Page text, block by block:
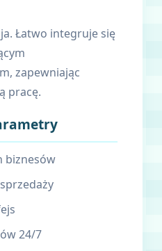
Łatwo integruje się
zapewniając
pracę.
biznesów
24/7